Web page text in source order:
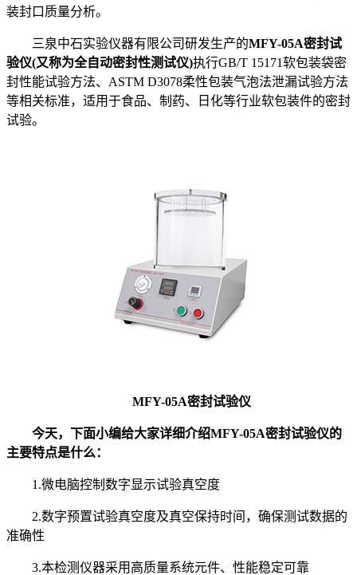
装封口质量分析。
三泉中石实验仪器有限公司研发生产的MFY-05A密封试
验仪(又称为全自动密封性测试仪)执行GB/T 15171软包装袋密
封性能试验方法、ASTM D3078柔性包装气泡法泄漏试验方法
等相关标准，适用于食品、制药、日化等行业软包装件的密封
试验。
MFY-05A密封试验仪
今天，下面小编给大家详细介绍MFY-05A密封试验仪的
主要特点是什么：
1.微电脑控制数字显示试验真空度
2.数字预置试验真空度及真空保持时间，确保测试数据的
准确性
3.本检测仪器采用高质量系统元件、性能稳定可靠